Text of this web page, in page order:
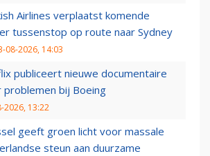
Airlines verplaatst komende
tussenstop op route naar Sydney
08-2026, 14:03
publiceert nieuwe documentaire
problemen bij Boeing
2026, 13:22
geeft groen licht voor massale
steun aan duurzame